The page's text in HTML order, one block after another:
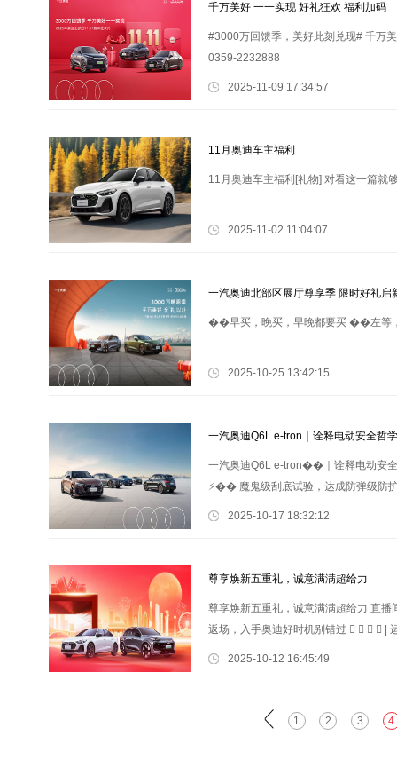
千万美好 一一实现 好礼狂欢 福利加码
#3000万回馈季，美好此刻兑现# 千
0359-2232888
2025-11-09 17:34:57
11月奥迪车主福利
11月奥迪车主福利[礼物] 对看这一篇
2025-11-02 11:04:07
一汽奥迪北部区展厅尊享季 限时好礼启
��早买，晚买，早晚都要买 ��左等
2025-10-25 13:42:15
一汽奥迪Q6L e-tron｜诠释电动安全哲学
一汽奥迪Q6L e-tron��️｜诠释电动安
⚡️��️ 魔鬼级刮底试验，达成防弹级
2025-10-17 18:32:12
尊享焕新五重礼，诚意满满超给力
尊享焕新五重礼，诚意满满超给力 直
返场，入手奥迪好时机别错过 ⃘ ⃘ ⃘ ⃘ |
2025-10-12 16:45:49
1 2 3 4